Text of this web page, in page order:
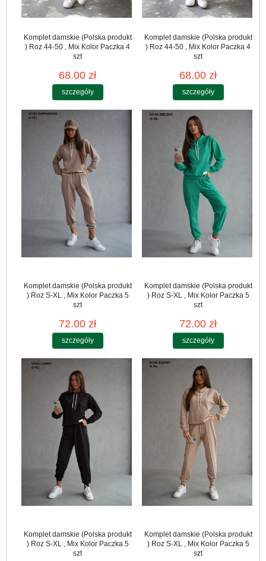
Komplet damskie (Polska produkt
) Roz 44-50 , Mix Kolor Paczka 4
szt
68.00 zł
szczegóły
Komplet damskie (Polska produkt
) Roz 44-50 , Mix Kolor Paczka 4
szt
68.00 zł
szczegóły
Komplet damskie (Polska produkt
) Roz S-XL , Mix Kolor Paczka 5
szt
72.00 zł
szczegóły
Komplet damskie (Polska produkt
) Roz S-XL , Mix Kolor Paczka 5
szt
72.00 zł
szczegóły
Komplet damskie (Polska produkt
) Roz S-XL , Mix Kolor Paczka 5
szt
Komplet damskie (Polska produkt
) Roz S-XL , Mix Kolor Paczka 5
szt